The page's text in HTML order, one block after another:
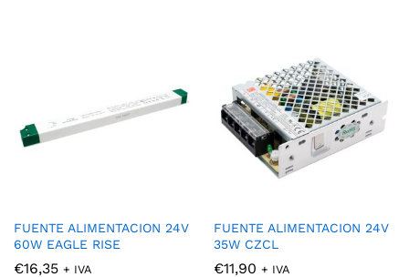
FUENTE ALIMENTACION 24V
60W EAGLE RISE
€16,35 + IVA
FUENTE ALIMENTACION 24V
35W CZCL
€11,90 + IVA